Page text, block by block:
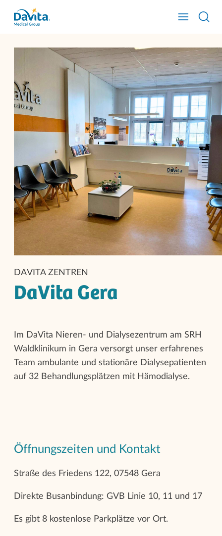
DAVITA ZENTREN
DaVita Gera
Im DaVita Nieren- und Dialysezentrum am SRH
Waldklinikum in Gera versorgt unser erfahrenes
Team ambulante und stationäre Dialysepatienten
auf 32 Behandlungsplätzen mit Hämodialyse.
Öffnungszeiten und Kontakt
Straße des Friedens 122, 07548 Gera
Direkte Busanbindung: GVB Linie 10, 11 und 17
Es gibt 8 kostenlose Parkplätze vor Ort.